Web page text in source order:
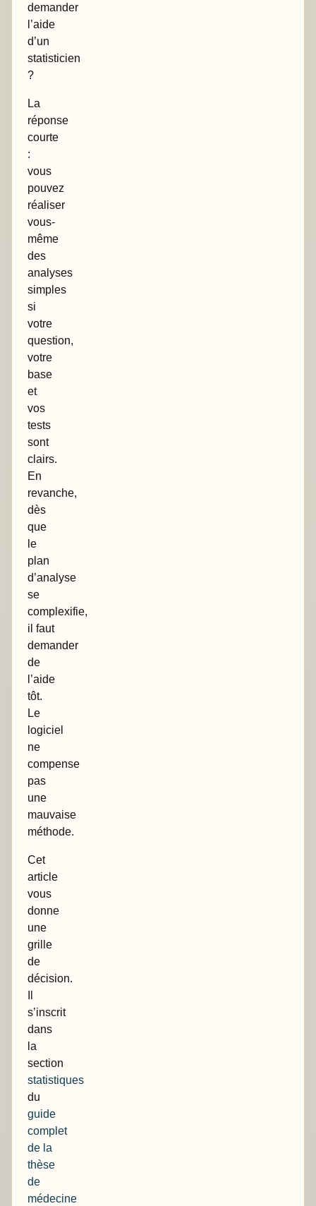
demander
l’aide
d’un
statisticien
?
La
réponse
courte
:
vous
pouvez
réaliser
vous-
même
des
analyses
simples
si
votre
question,
votre
base
et
vos
tests
sont
clairs.
En
revanche,
dès
que
le
plan
d’analyse
se
complexifie,
il faut
demander
de
l’aide
tôt.
Le
logiciel
ne
compense
pas
une
mauvaise
méthode.
Cet
article
vous
donne
une
grille
de
décision.
Il
s’inscrit
dans
la
section
statistiques
du
guide
complet
de la
thèse
de
médecine